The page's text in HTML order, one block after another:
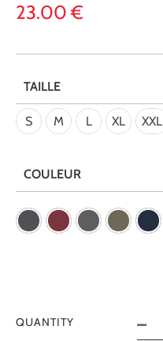
23.00€
TAILLE
S M L XL XXL
COULEUR
QUANTITY